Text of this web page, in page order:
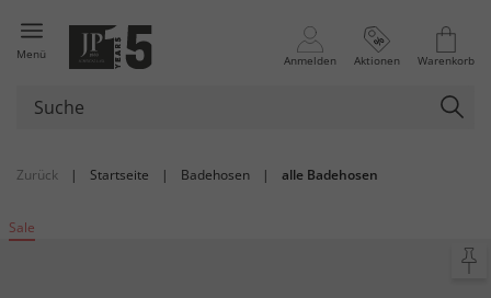
Menü Anmelden Aktionen Warenkorb
Zurück | Startseite | Badehosen | alle Badehosen
Sale